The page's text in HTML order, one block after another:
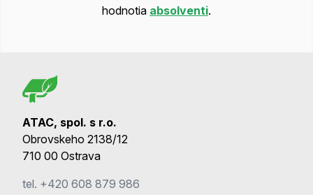
hodnotia absolventi.
ATAC, spol. s r.o.
Obrovskeho 2138/12
710 00 Ostrava
tel. +420 608 879 986